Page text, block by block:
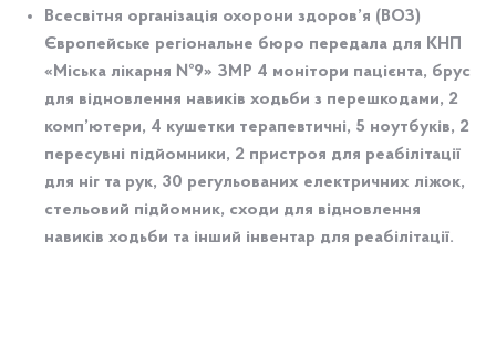
Всесвітня організація охорони здоров’я (ВОЗ)
Європейське регіональне бюро передала для КНП
«Міська лікарня №9» ЗМР 4 монітори пацієнта, брус
для відновлення навиків ходьби з перешкодами, 2
комп’ютери, 4 кушетки терапевтичні, 5 ноутбуків, 2
пересувні підйомники, 2 пристроя для реабілітації
для ніг та рук, 30 регульованих електричних ліжок,
стельовий підйомник, сходи для відновлення
навиків ходьби та інший інвентар для реабілітації.